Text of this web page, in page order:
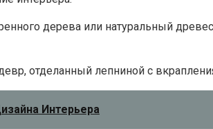
дерева или натуральный
отделанный лепниной с
Интерьера